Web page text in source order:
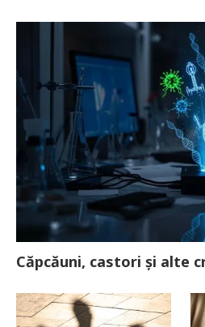
Căpcăuni, castori și alte